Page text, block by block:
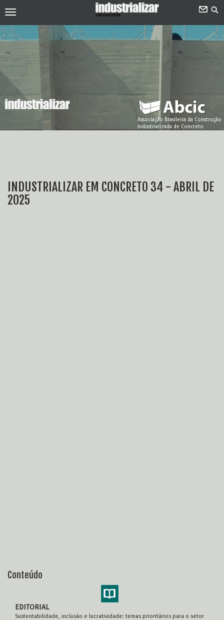
Associação Brasileira da Construção
Industrializada de Concreto
INDUSTRIALIZAR EM CONCRETO 34 - ABRIL DE
2025
Conteúdo
EDITORIAL
Sustentabilidade, inclusão e lucratividade: temas prioritários para o setor